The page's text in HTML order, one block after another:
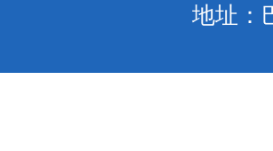
地址：